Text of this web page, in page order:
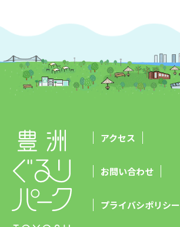
アクセス
お問い合わせ
プライバシポリシー